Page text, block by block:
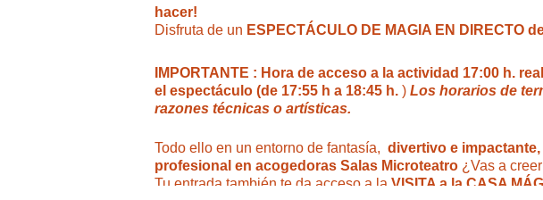
hacer!
Disfruta de un ESPECTÁCULO DE MAGIA EN DIRECTO
IMPORTANTE : Hora de acceso a la actividad 17:00 h.
el espectáculo (de 17:55 h a 18:45 h.) Los horarios de
razones técnicas o artísticas.
Todo ello en un entorno de fantasía, divertivo e
profesional en acogedoras Salas Microteatro ¿Vas a
Tu entrada también te da acceso a la VISITA a la CASA